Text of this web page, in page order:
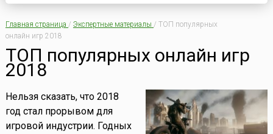
Главная страница / Экспертные материалы / ТОП популярных
онлайн игр 2018
ТОП популярных онлайн игр
2018
Нельзя сказать, что 2018
год стал прорывом для
игровой индустрии. Годных